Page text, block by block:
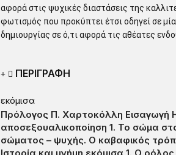
αφορά στις ψυχικές διαστάσεις της
φωτισμός που προκύπτει έτσι οδηγεί σε
δημιουργίας σε ό,τι αφορά τις αθέατες
ΠΕΡΙΓΡΑΦΗ
εκόμισα
Πρόλογος Π. Χαρτοκόλλη Εισαγωγή
αποσεξουαλικοποίηση 1. Το σώμα
σώματος – ψυχής. Ο καβαφικός